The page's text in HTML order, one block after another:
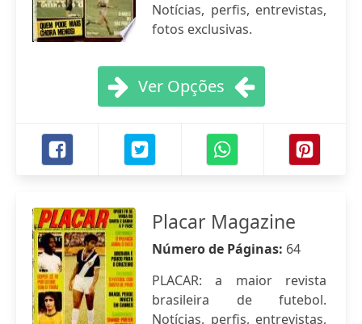
Notícias, perfis, entrevistas,
fotos exclusivas.
Ver Opções
Placar Magazine
Número de Páginas: 64
PLACAR: a maior revista
brasileira de futebol.
Notícias, perfis, entrevistas,